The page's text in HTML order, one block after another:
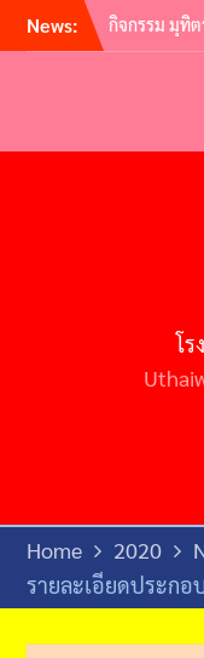
Skip
to
News:
กิจกรรม มุทิ
เกษียณอายุร
2565 | ครูผู้
กิจกรรมอ.ท.
GAMES)
ต้อนรับคณะ
บริหารสถา
สหวิทยาเขต
พิธีถวายราช
รามคำแหง
ยุทธหัตถีสมเ
โ
Home 2020
รายละเอียดประก